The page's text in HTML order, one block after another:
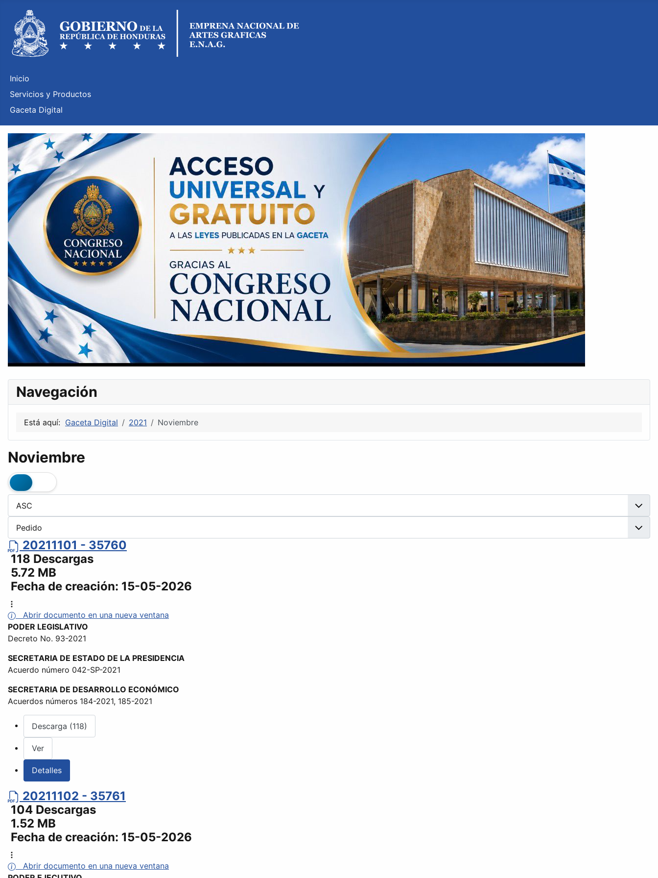
Inicio
Servicios y Productos
Gaceta Digital
Navegación
Está aquí: Gaceta Digital 2021 Noviembre
Noviembre
20211101 - 35760
118 Descargas
5.72 MB
Fecha de creación: 15-05-2026
Abrir documento en una nueva ventana
PODER LEGISLATIVO
Decreto No. 93-2021
SECRETARIA DE ESTADO DE LA PRESIDENCIA
Acuerdo número 042-SP-2021
SECRETARIA DE DESARROLLO ECONÓMICO
Acuerdos números 184-2021, 185-2021
Descarga (118)
Ver
Detalles
20211102 - 35761
104 Descargas
1.52 MB
Fecha de creación: 15-05-2026
Abrir documento en una nueva ventana